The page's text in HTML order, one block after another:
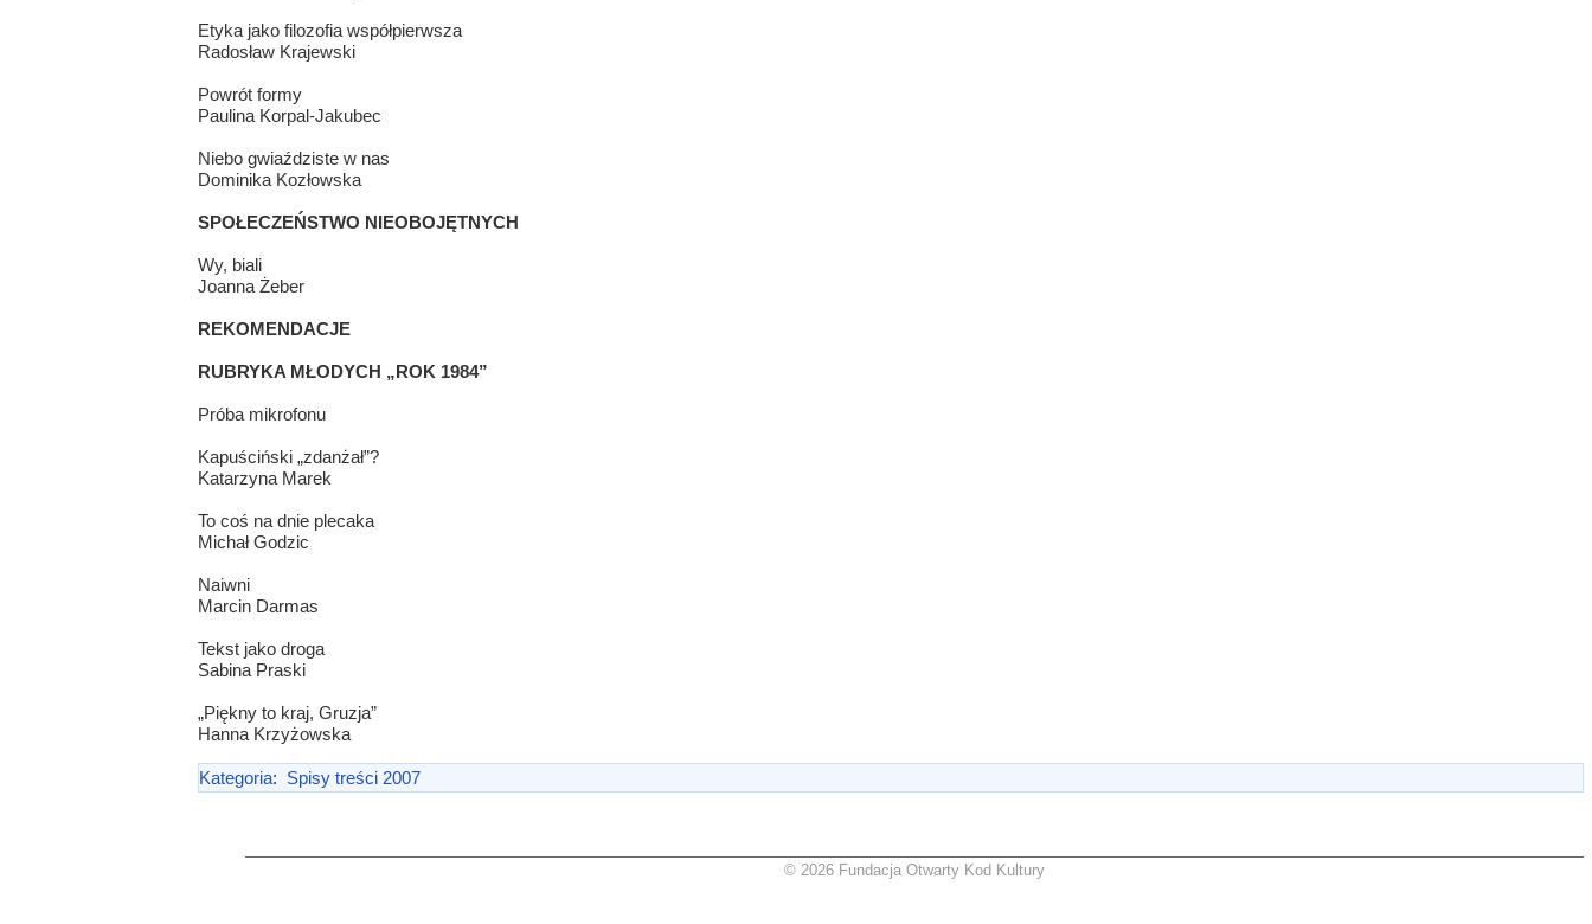
Etyka jako filozofia współpierwsza
Radosław Krajewski
Powrót formy
Paulina Korpal-Jakubec
Niebo gwiaździste w nas
Dominika Kozłowska
SPOŁECZEŃSTWO NIEOBOJĘTNYCH
Wy, biali
Joanna Żeber
REKOMENDACJE
RUBRYKA MŁODYCH „ROK 1984”
Próba mikrofonu
Kapuściński „zdanżał”?
Katarzyna Marek
To coś na dnie plecaka
Michał Godzic
Naiwni
Marcin Darmas
Tekst jako droga
Sabina Praski
„Piękny to kraj, Gruzja”
Hanna Krzyżowska
Kategoria: Spisy treści 2007
© 2026 Fundacja Otwarty Kod Kultury